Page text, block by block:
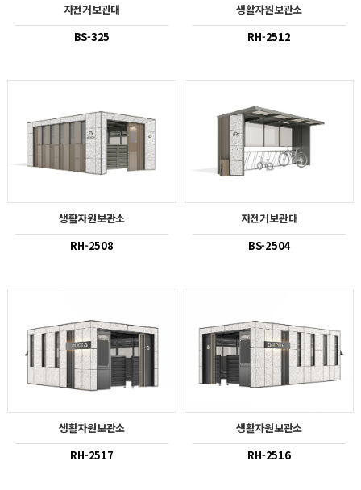
자전거보관대
BS-325
생활자원보관소
RH-2512
생활자원보관소
RH-2508
자전거보관대
BS-2504
생활자원보관소
RH-2517
생활자원보관소
RH-2516